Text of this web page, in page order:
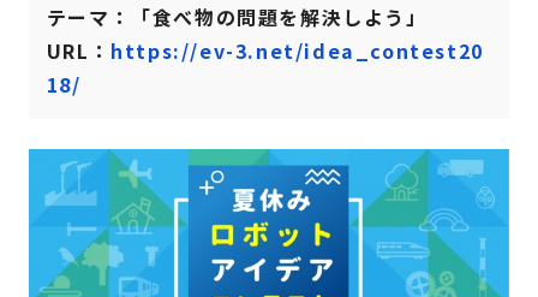
テーマ：「食べ物の問題を解決しよう」
URL： https://ev-3.net/idea_contest20
18/